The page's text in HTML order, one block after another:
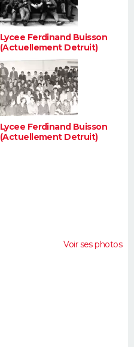
Lycee Ferdinand Buisson
(Actuellement Detruit)
Lycee Ferdinand Buisson
(Actuellement Detruit)
Voir ses photos